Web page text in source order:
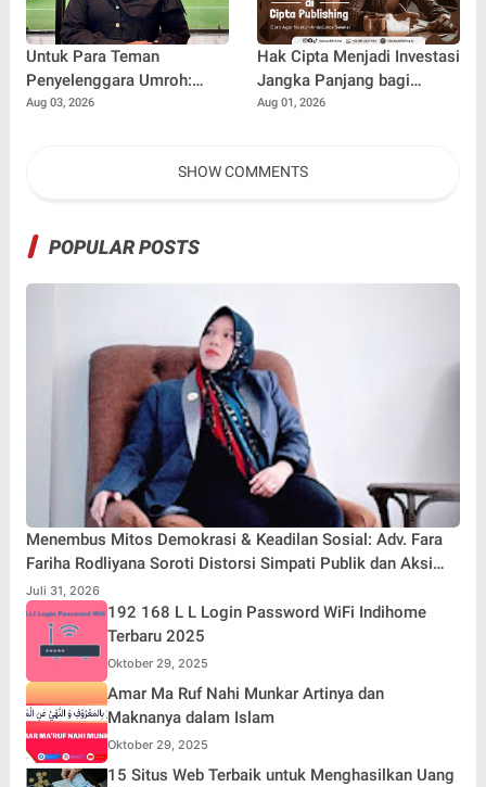
Untuk Para Teman
Penyelenggara Umroh:
Jangan Sampai Tertipu
Aug 03, 2026
Hak Cipta Menjadi Investasi
Jangka Panjang bagi
Penulis Buku
Aug 01, 2026
SHOW COMMENTS
POPULAR POSTS
Menembus Mitos Demokrasi & Keadilan Sosial: Adv. Fara
Fariha Rodliyana Soroti Distorsi Simpati Publik dan Aksi
Main Hakim Sendiri
Juli 31, 2026
192 168 L L Login Password WiFi Indihome
Terbaru 2025
Oktober 29, 2025
Amar Ma Ruf Nahi Munkar Artinya dan
Maknanya dalam Islam
Oktober 29, 2025
15 Situs Web Terbaik untuk Menghasilkan Uang